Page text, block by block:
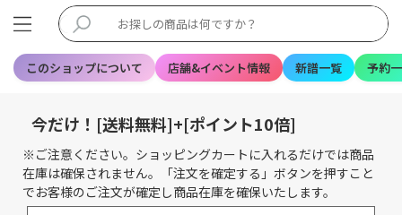
このショップについて 店舗&イベント情報 新譜一覧 予約
今だけ！[送料無料]+[ポイント10倍]
※ご注意ください。ショッピングカートに入れるだけでは商品
在庫は確保されません。「注文を確定する」ボタンを押すこと
でお客様のご注文が確定し商品在庫を確保いたします。